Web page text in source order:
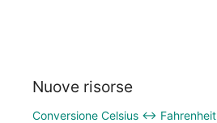
Nuove risorse
Conversione Celsius ↔ Fahrenheit